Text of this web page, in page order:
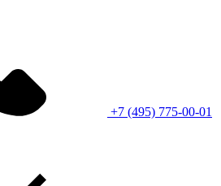
+7 (495) 775-00-01